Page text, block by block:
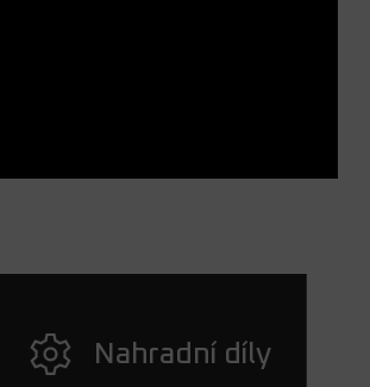
Nahradní díly